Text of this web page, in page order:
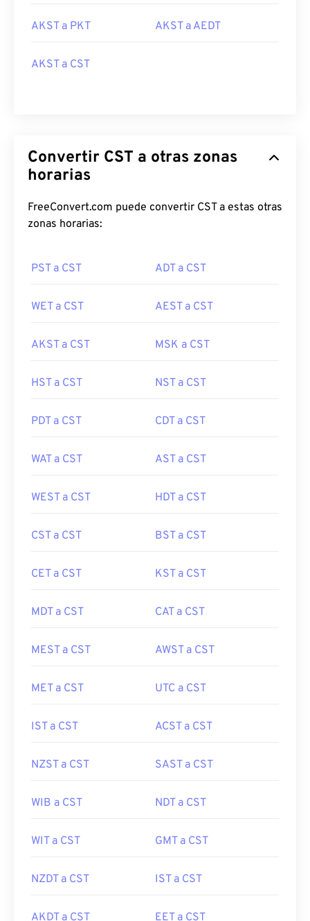
AKST a PKT AKST a AEDT
AKST a CST
Convertir CST a otras zonas
horarias
FreeConvert.com puede convertir CST a estas otras
zonas horarias:
PST a CST ADT a CST
WET a CST AEST a CST
AKST a CST MSK a CST
HST a CST NST a CST
PDT a CST CDT a CST
WAT a CST AST a CST
WEST a CST HDT a CST
CST a CST BST a CST
CET a CST KST a CST
MDT a CST CAT a CST
MEST a CST AWST a CST
MET a CST UTC a CST
IST a CST ACST a CST
NZST a CST SAST a CST
WIB a CST NDT a CST
WIT a CST GMT a CST
NZDT a CST IST a CST
AKDT a CST EET a CST